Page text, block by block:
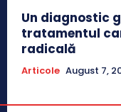
Un diagnostic
tratamentul
radicală
Articole August 7,